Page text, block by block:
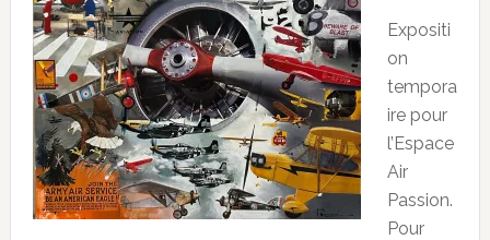
Expositi
on
tempora
ire pour
l’Espace
Air
Passion.
Pour